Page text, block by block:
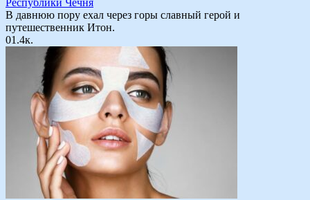
В давнюю пору ехал через горы славный герой и
путешественник Итон.
01.4к.